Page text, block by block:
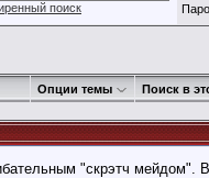
поиск
Опции темы Поиск в
"скрэтч мейдом".